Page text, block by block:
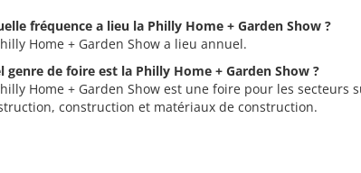
fréquence a lieu la Philly Home + Garden Show ?
Home + Garden Show a lieu annuel.
genre de foire est la Philly Home + Garden Show ?
Home + Garden Show est une foire pour les secteurs
construction et matériaux de construction.